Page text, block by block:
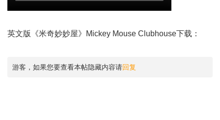
英文版《米奇妙妙屋》Mickey Mouse Clubhouse下载：
游客，如果您要查看本帖隐藏内容请回复